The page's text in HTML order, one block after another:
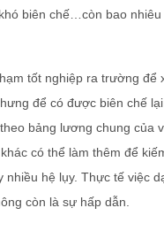
biên chế…còn bao
tốt nghiệp ra trường
để có được biên chế
bảng lương chung của
có thể làm thêm để
nhiều hệ lụy. Thực tế việc
còn là sự hấp dẫn.